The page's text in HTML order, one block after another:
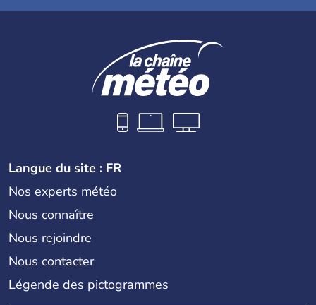
Langue du site : FR
Nos experts météo
Nous connaître
Nous rejoindre
Nous contacter
Légende des pictogrammes